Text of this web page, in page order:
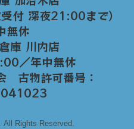
深夜21:00まで）
無休
庫 川内店
／年中無休
古物許可番号：
Rights Reserved.